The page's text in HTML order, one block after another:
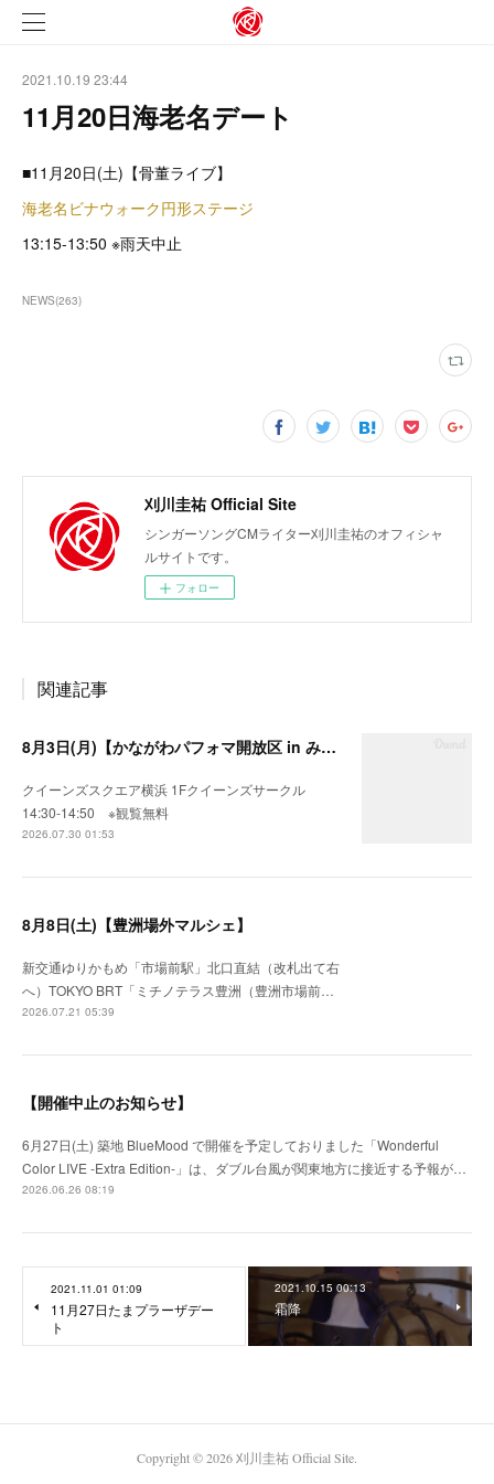
2021.10.19 23:44
11月20日海老名デート
■11月20日(土)【骨董ライブ】
海老名ビナウォーク円形ステージ
13:15-13:50 ※雨天中止
NEWS(263)
刈川圭祐 Official Site
シンガーソングCMライター刈川圭祐のオフィシャ
ルサイトです。
フォロー
関連記事
8月3日(月)【かながわパフォマ開放区 in みなとみらい】
クイーンズスクエア横浜 1Fクイーンズサークル
14:30-14:50 ※観覧無料
2026.07.30 01:53
8月8日(土)【豊洲場外マルシェ】
新交通ゆりかもめ「市場前駅」北口直結（改札出て右
へ）TOKYO BRT「ミチノテラス豊洲（豊洲市場前…
2026.07.21 05:39
【開催中止のお知らせ】
6月27日(土) 築地 BlueMood で開催を予定しておりました「Wonderful
Color LIVE -Extra Edition-」は、ダブル台風が関東地方に接近する予報が…
2026.06.26 08:19
2021.11.01 01:09
11月27日たまプラーザデー
ト
2021.10.15 00:13
霜降
Copyright ©2026刈川圭祐 Official Site.